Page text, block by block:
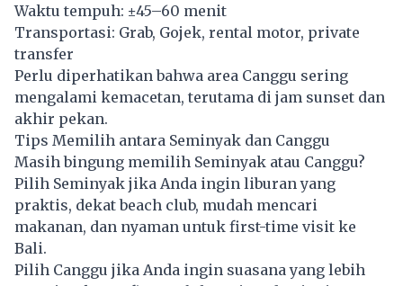
Waktu tempuh: ±45–60 menit
Transportasi: Grab, Gojek, rental motor, private
transfer
Perlu diperhatikan bahwa area Canggu sering
mengalami kemacetan, terutama di jam sunset dan
akhir pekan.
Tips Memilih antara Seminyak dan Canggu
Masih bingung memilih Seminyak atau Canggu?
Pilih Seminyak jika Anda ingin liburan yang
praktis, dekat beach club, mudah mencari
makanan, dan nyaman untuk first-time visit ke
Bali.
Pilih Canggu jika Anda ingin suasana yang lebih